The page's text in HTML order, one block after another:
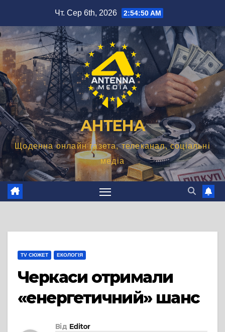
вмісту
Чт. Сер 6th, 2026 2:54:51 AM
АНТЕНА
Щоденна онлайн газета, телеканал, соціальні
медіа
TV СЮЖЕТ ЕКОЛОГІЯ
Черкаси отримали
«енергетичний» шанс
Від Editor